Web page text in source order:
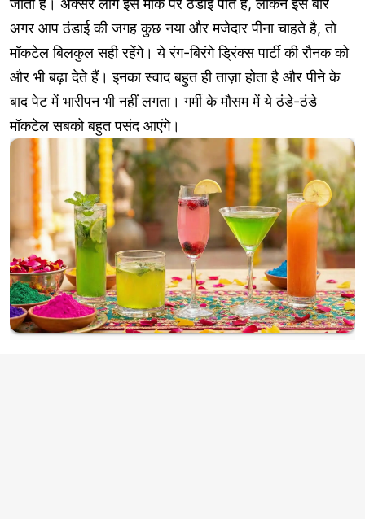
जाती है। अक्सर लोग इस मौके पर ठंडाई पीते है, लेकिन इस बार
अगर आप ठंडाई की जगह कुछ नया और मजेदार पीना चाहते है, तो
मॉकटेल बिलकुल सही रहेंगे। ये रंग-बिरंगे ड्रिंक्स पार्टी की रौनक को
और भी बढ़ा देते हैं। इनका स्वाद बहुत ही ताज़ा होता है और पीने के
बाद पेट में भारीपन भी नहीं लगता। गर्मी के मौसम में ये ठंडे-ठंडे
मॉकटेल सबको बहुत पसंद आएंगे।